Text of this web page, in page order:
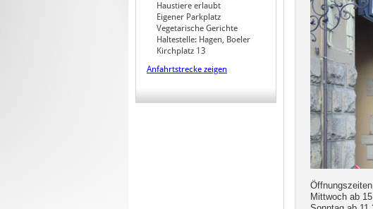
Haustiere erlaubt
Eigener Parkplatz
Vegetarische Gerichte
Haltestelle: Hagen, Boeler
Kirchplatz 13
Anfahrtstrecke zeigen
Mittwoch ab